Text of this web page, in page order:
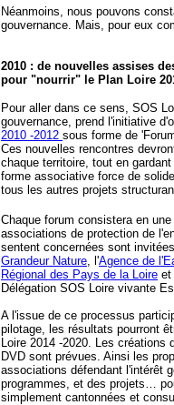
Néanmoins, nous pouvons
gouvernance. Mais, pour eux
2010 : de nouvelles assises
pour "nourrir" le Plan Loire
Pour aller dans ce sens, SOS
gouvernance, prend l'initiative
2010 -2012 sous forme de
Ces nouvelles rencontres
chaque territoire, tout en
forme associative force de
tous les autres projets
Chaque forum consistera en
associations de protection de
sentent concernées sont
Grandeur Nature, l'Agence de
Régional des Pays de la Loire et
Délégation SOS Loire vivante
A l'issue de ce processus
pilotage, les résultats pourront
Loire 2014 -2020. Les créations
DVD sont prévues. Ainsi les
associations défendant l'intérêt
programmes, et des projets…
simplement cantonnées et